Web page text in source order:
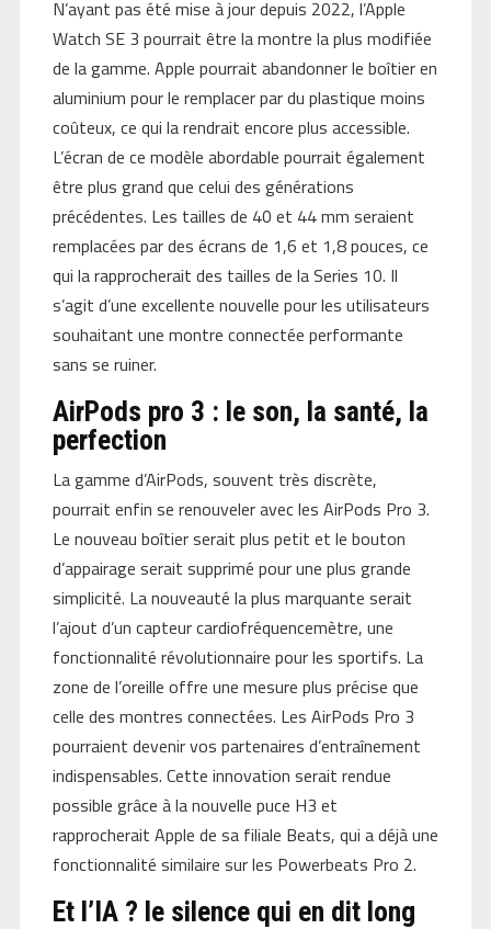
N’ayant pas été mise à jour depuis 2022, l’Apple
Watch SE 3 pourrait être la montre la plus modifiée
de la gamme. Apple pourrait abandonner le boîtier en
aluminium pour le remplacer par du plastique moins
coûteux, ce qui la rendrait encore plus accessible.
L’écran de ce modèle abordable pourrait également
être plus grand que celui des générations
précédentes. Les tailles de 40 et 44 mm seraient
remplacées par des écrans de 1,6 et 1,8 pouces, ce
qui la rapprocherait des tailles de la Series 10. Il
s’agit d’une excellente nouvelle pour les utilisateurs
souhaitant une montre connectée performante
sans se ruiner.
AirPods pro 3 : le son, la santé, la
perfection
La gamme d’AirPods, souvent très discrète,
pourrait enfin se renouveler avec les AirPods Pro 3.
Le nouveau boîtier serait plus petit et le bouton
d’appairage serait supprimé pour une plus grande
simplicité. La nouveauté la plus marquante serait
l’ajout d’un capteur cardiofréquencemètre, une
fonctionnalité révolutionnaire pour les sportifs. La
zone de l’oreille offre une mesure plus précise que
celle des montres connectées. Les AirPods Pro 3
pourraient devenir vos partenaires d’entraînement
indispensables. Cette innovation serait rendue
possible grâce à la nouvelle puce H3 et
rapprocherait Apple de sa filiale Beats, qui a déjà une
fonctionnalité similaire sur les Powerbeats Pro 2.
Et l’IA ? le silence qui en dit long